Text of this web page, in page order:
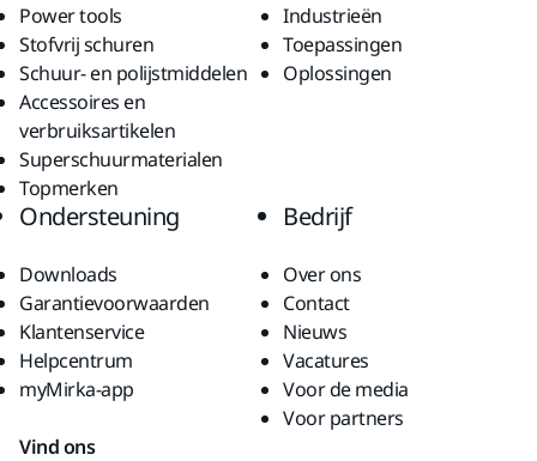
Power tools
Stofvrij schuren
Schuur- en polijstmiddelen
Accessoires en
verbruiksartikelen
Superschuurmaterialen
Topmerken
Industrieën
Toepassingen
Oplossingen
Ondersteuning
Downloads
Garantievoorwaarden
Klantenservice
Helpcentrum
myMirka-app
Bedrijf
Over ons
Contact
Nieuws
Vacatures
Voor de media
Voor partners
Vind ons